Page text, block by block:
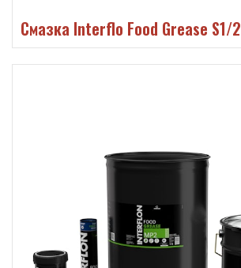
Смазка Interflo Food Grease S1/2